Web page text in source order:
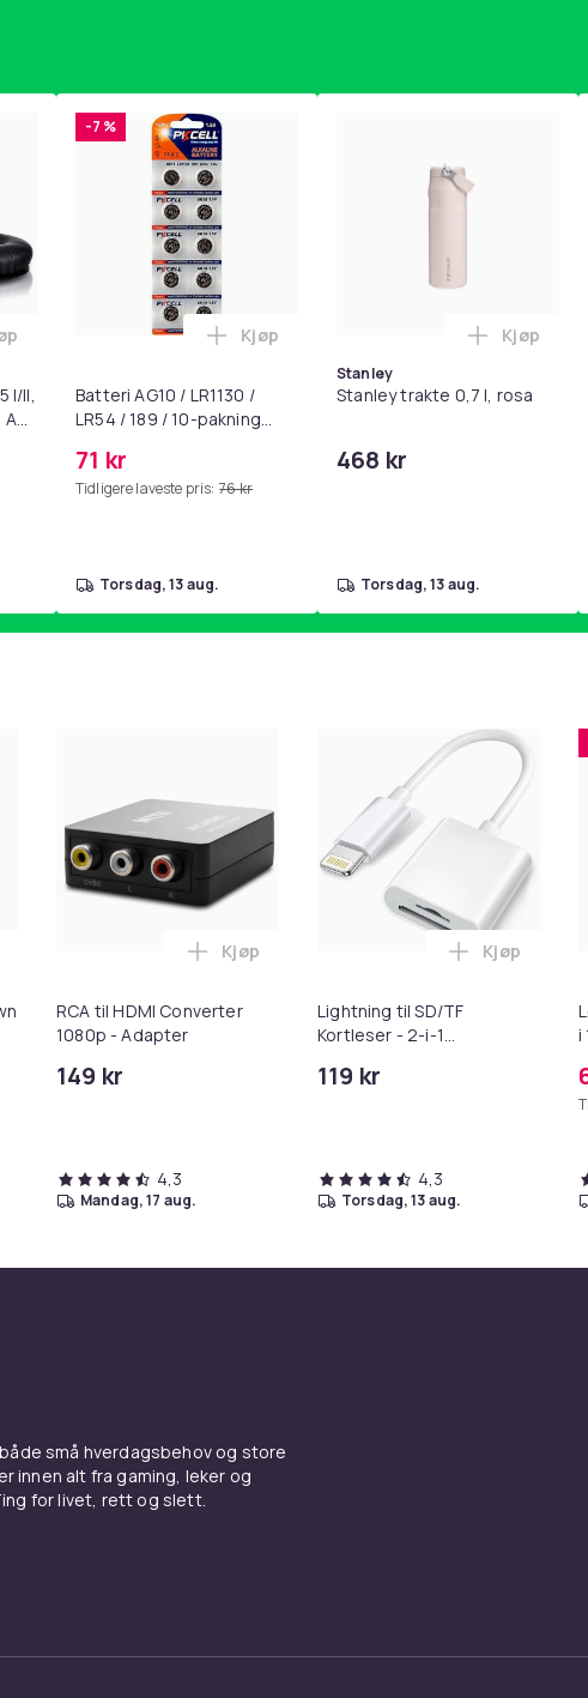
motstandsbånd - mage- og kjernetrening, yoga og
I/II,
AE
Øreputer for Bose QC35 I/II, QC25, QC15, QC 2 AE 2, AE 2i, AE 2w,
-7 %
Batteri AG10 / LR1130 /
LR54 / 189 / 10-pakning
71 kr
Tidligere laveste pris: 76 kr
Legg Batteri AG10 / LR1130 / LR54 / 189
Kjøp
torsdag, 13 aug.
Stanley
Stanley trakte 0,7 l, rosa
468 kr
Legg
Kjøp
torsdag, 13 aug.
Toppik - 27,5g - Dark Brown - Mørkebrun i handlekurven
RCA til HDMI Converter
1080p - Adapter
149 kr
Legg RCA til HDMI Converter 1080p -
Kjøp
4,3
mandag, 17 aug.
Lightning til SD/TF
Kortleser - 2-i-1
iPhone/iPad
119 kr
Legg
Kjøp
4,3
torsdag, 13 aug.
i
små hverdagsbehov og store
innen alt fra gaming, leker og
for livet, rett og slett.